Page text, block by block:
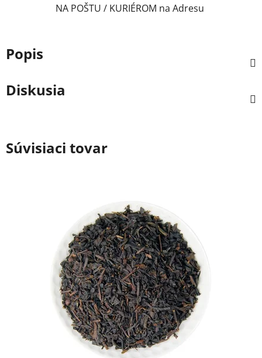
NA POŠTU / KURIÉROM na Adresu
Popis
Diskusia
Súvisiaci tovar